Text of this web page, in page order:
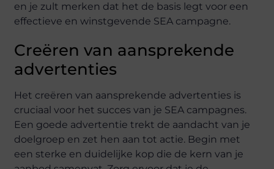
en je zult merken dat het de basis legt voor een
effectieve en winstgevende SEA campagne.
Creëren van aansprekende
advertenties
Het creëren van aansprekende advertenties is
cruciaal voor het succes van je SEA campagnes.
Een goede advertentie trekt de aandacht van je
doelgroep en zet hen aan tot actie. Begin met
een sterke en duidelijke kop die de kern van je